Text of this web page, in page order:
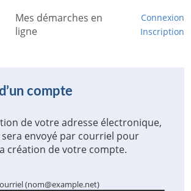
Mes démarches en
ligne
Connexion
Inscription
Aide
Mon tableau de bord
compte
de votre adresse électronique,
envoyé par courriel pour
création de votre compte.
(nom@example.net)